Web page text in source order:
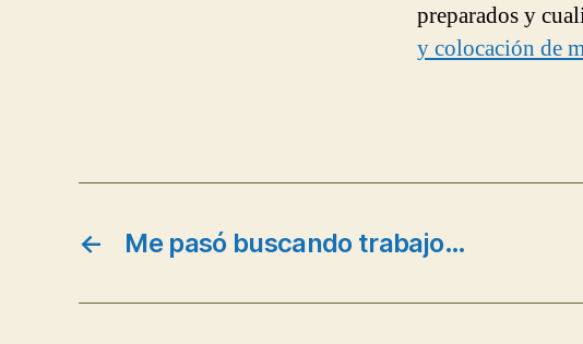
preparados y
y colocación de
← Me pasó buscando trabajo…